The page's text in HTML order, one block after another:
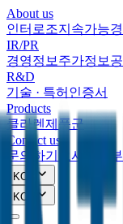
About us
인터로조지속가능
IR/PR
경영정보 주가정보
R&D
기술 · 특허 인증서
Products
클라렌 제품군
Contact us
문의하기
오시는길
KOR
KOR